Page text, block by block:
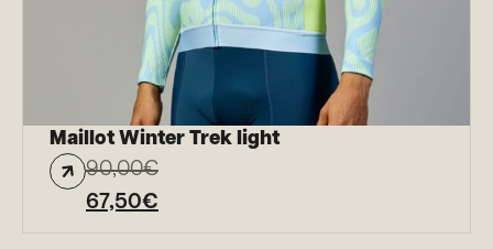
Maillot Winter Trek light
90,00€
67,50€